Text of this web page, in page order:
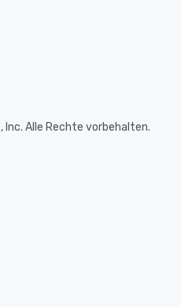
Alle Rechte vorbehalten.